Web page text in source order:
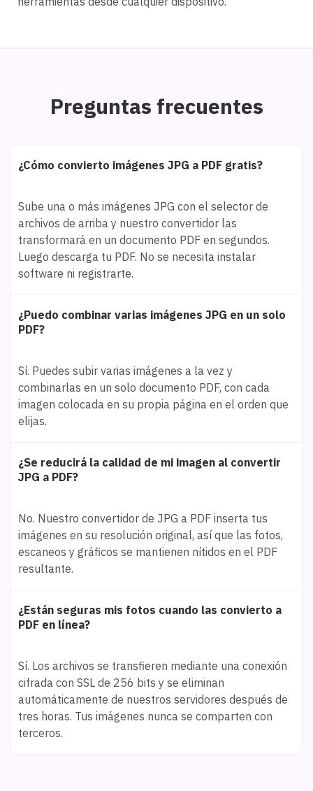
Preguntas frecuentes
¿Cómo convierto imágenes JPG a PDF gratis?
Sube una o más imágenes JPG con el selector de
archivos de arriba y nuestro convertidor las
transformará en un documento PDF en segundos.
Luego descarga tu PDF. No se necesita instalar
software ni registrarte.
¿Puedo combinar varias imágenes JPG en un solo
PDF?
Sí. Puedes subir varias imágenes a la vez y
combinarlas en un solo documento PDF, con cada
imagen colocada en su propia página en el orden que
elijas.
¿Se reducirá la calidad de mi imagen al convertir
JPG a PDF?
No. Nuestro convertidor de JPG a PDF inserta tus
imágenes en su resolución original, así que las fotos,
escaneos y gráficos se mantienen nítidos en el PDF
resultante.
¿Están seguras mis fotos cuando las convierto a
PDF en línea?
Sí. Los archivos se transfieren mediante una conexión
cifrada con SSL de 256 bits y se eliminan
automáticamente de nuestros servidores después de
tres horas. Tus imágenes nunca se comparten con
terceros.